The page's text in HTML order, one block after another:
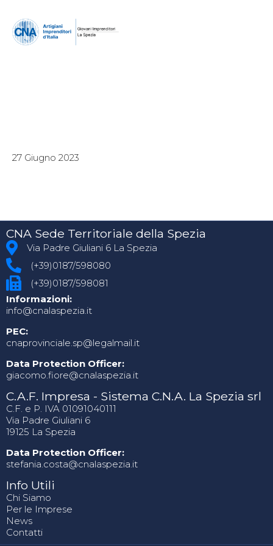
27 Giugno 2023
CNA Sede Territoriale della Spezia
Via Padre Giuliani 6 La Spezia
(+39)0187/598080
(+39)0187/598081
Informazioni:
info@cnalaspezia.it
PEC:
cnaprovinciale.sp@legalmail.it
Data Protection Officer:
giacomo.fiore@cnalaspezia.it
C.A.F. Impresa - Sistema C.N.A. La Spezia srl
C.F. e P. IVA 01091040111
Via Padre Giuliani 6
19125 La Spezia
Data Protection Officer:
stefania.costa@cnalaspezia.it
Info Utili
Chi Siamo
Per le Imprese
News
Contatti